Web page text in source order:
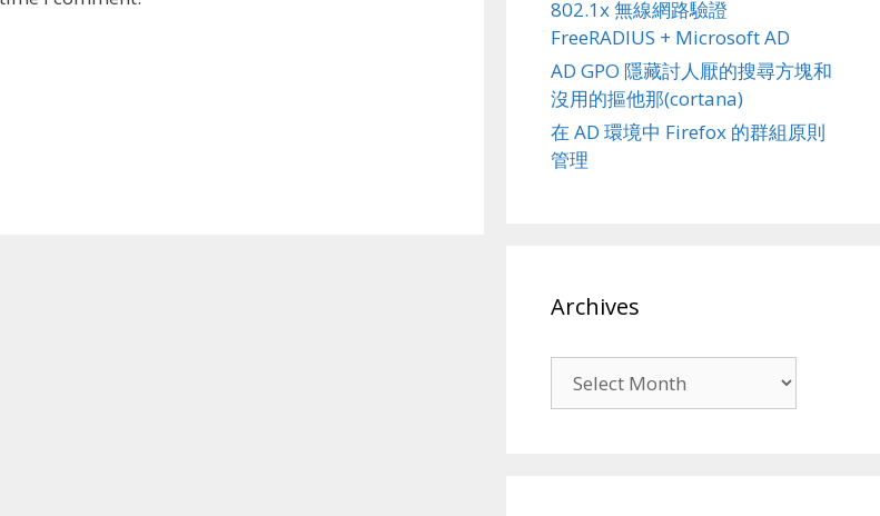
802.1x 無線網路驗證
FreeRADIUS + Microsoft AD
AD GPO 隱藏討人厭的搜尋方塊和
沒用的摳他那(cortana)
在 AD 環境中 Firefox 的群組原則
管理
Archives